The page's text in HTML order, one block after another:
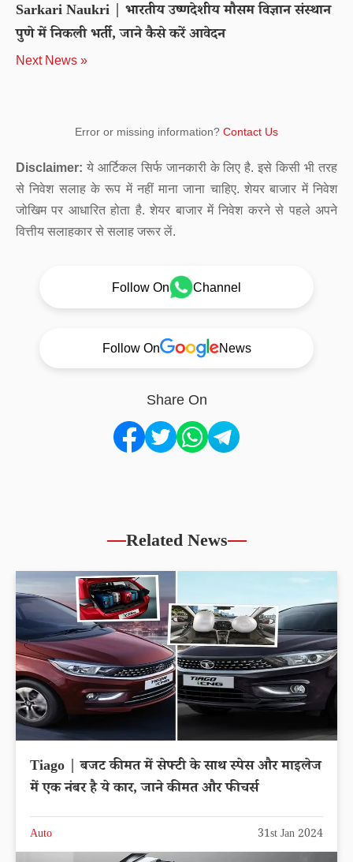
Sarkari Naukri | भारतीय उष्णदेशीय मौसम विज्ञान संस्थान
पुणे में निकली भर्ती, जाने कैसे करें आवेदन
Next News »
Error or missing information? Contact Us
Disclaimer: ये आर्टिकल सिर्फ जानकारी के लिए है. इसे किसी भी तरह
से निवेश सलाह के रूप में नहीं माना जाना चाहिए. शेयर बाजार में निवेश
जोखिम पर आधारित होता है. शेयर बाजार में निवेश करने से पहले अपने
वित्तीय सलाहकार से सलाह जरूर लें.
Follow On Channel
Follow On News
Share On
Related News
Tiago | बजट कीमत में सेफ्टी के साथ स्पेस और माइलेज
में एक नंबर है ये कार, जाने कीमत और फीचर्स
Auto 31st Jan 2024